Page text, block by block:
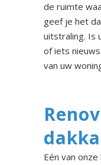
de ruimte
geef je het
uitstraling. Is
of iets
van uw
Eén van